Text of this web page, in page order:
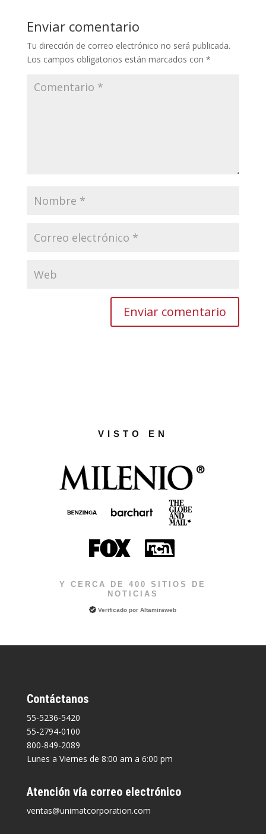
Enviar comentario
Tu dirección de correo electrónico no será publicada.
Los campos obligatorios están marcados con *
VISTO EN
Y CERCA DE 400 SITIOS DE
NOTICIAS
Verificado porAltamiraweb
Contáctanos
55-5236-5420
55-2794-0100
800-849-2089
Lunes a Viernes de 8:00 am a 6:00 pm
Atención vía correo electrónico
ventas@unimatcorporation.com